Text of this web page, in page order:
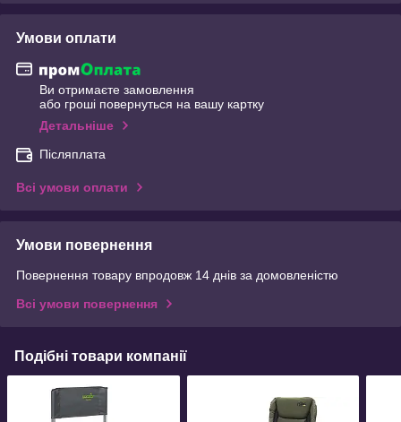
Умови оплати
Ви отримаєте замовлення
або гроші повернуться на вашу картку
Детальніше
Післяплата
Всі умови оплати
Умови повернення
Повернення товару впродовж 14 днів за домовленістю
Всі умови повернення
Подібні товари компанії